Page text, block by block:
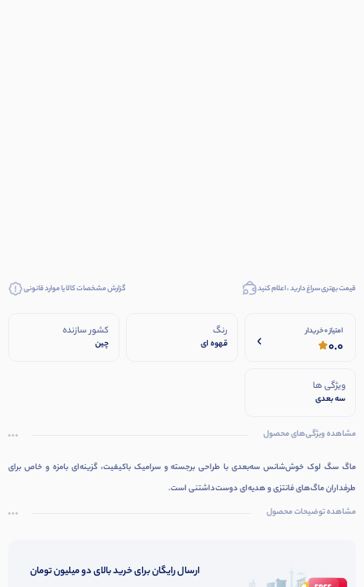
قیمت بهتری سراغ دارید ، اعلام کنید گزارش مشخصات کالا یا موارد قانونی
امتیاز 0 خریدار
0.0
رنگ
قهوه ای
کشور سازنده
چین
ویژگی ها
سه بعدی
مشاهده ویژگی‌های محصول
ماگ سگ لوک خوش‌شانس سه‌بعدی با طراحی برجسته و سرامیک باکیفیت، گزینه‌ای بامزه و خاص برای
طرفداران ماگ‌های فانتزی و هدیه‌ای دوست‌داشتنی است.
مشاهده توضیحات محصول
ارسال رایگان برای خرید بالای دو میلیون تومان